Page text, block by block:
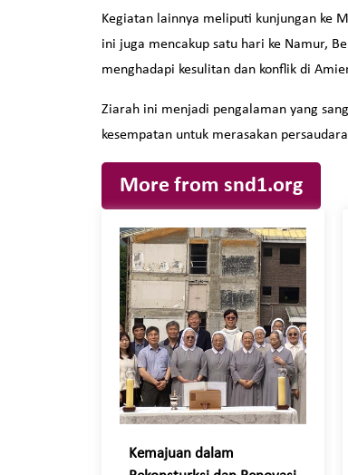
Kegiatan lainnya meliputi kunjungan ke
ini juga mencakup satu hari ke Namur,
menghadapi kesulitan dan konflik di
Ziarah ini menjadi pengalaman yang
kesempatan untuk merasakan
More from snd1.org
Kemajuan dalam